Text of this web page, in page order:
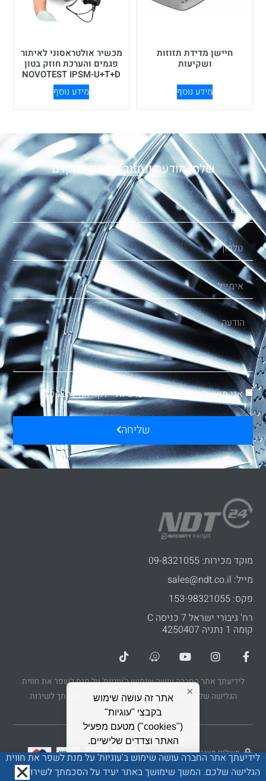
חיישן מדידת תזוזות
ושקיעות
מידע נוסף
מכשיר אולטראסוני לאיתור
פגמים והערכת חוזק בטון
NOVOTEST IPSM-U+T+D
מידע נוסף
שלחו הודעה ונחזור אליכם בהקדם
אני מאשר/ת את הצהרת הפרטיות -לקריאה לחצו כאן
שליחה
מוקד מכירות: 09-8321055
מייל: sales@ndt.co.il
פקס: 153-98321055
רח' גיבורי ישראל 7 כניסה C
קומה 1 נתניה 4250407
לידיעתך אתר החברה עושה שימוש ב'עוגיות' על מנת לשפר את חווית
הגלישה שלכם. המשך שימושך באתר יעיד על הסכמתך לשירות
כל הזכויות שמורות ל-NDT24 | עיצוב ופיתוח בוצע על ידי בניית
תשלום מאובטח בטכנולוגיית PCI
×
אתר זה עושה שימוש
בקבצי "עוגיות"
("cookies") מטעם מפעיל
האתר וצדדים שלישיים.
משום שפרטיותך חשובה
לנו,את/ה יכול/ה לקרוא כאן
לידיעתך אתר החברה עושה שימוש ב'עוגיות' על מנת לשפר את חווית
הגלישה שלכם. המשך שימושך באתר יעיד על הסכמתך לשירות